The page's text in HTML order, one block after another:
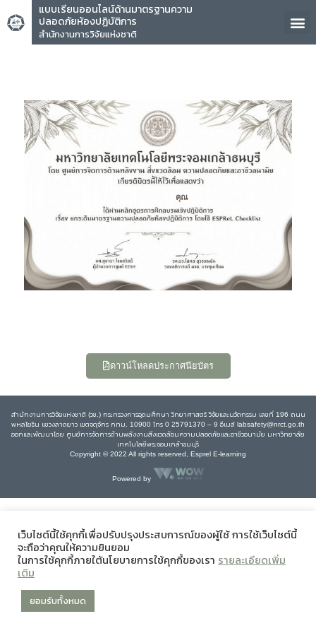
แบบเรียนออนไลน์ด้านมาตรฐานความ
ปลอดภัยห้องปฏิบัติการ
สำนักงานการวิจัยแห่งชาติ
คุณ
ดาวน์โหลดประกาศนียบัตร
สำนักงานการวิจัยแห่งชาติ (วช.) กระทรวงการอุดมศึกษา วิทยาศาสตร์ วิจัยและนวัตกรรม เลขที่ 196 ถนน
พหลโยธิน แขวงลาดยาว เขตจตุจักร กทม. 10900 โทร 0 25791370 – 9 อีเมล์ labsafety@nrct.go.th
ออกและพัฒนาโดย ศูนย์การจัดการด้านพลังงานสิ่งแวดล้อมความปลอดภัยและอาชีวอนามัย มหาวิทยาลัย
เทคโนโลยีพระจอมเกล้าธนบุรี
Copyright © 2022 All rights reserved, Esprel E-learning
Powered by
เว็บไซต์นี้ใช้คุกกี้เพื่อปรับปรุงประสบการณ์ของผู้ใช้ การใช้เว็บไซต์นี้
จะถือว่าคุณให้ความยินยอม
ในการใช้คุกกี้ภายใต้นโยบายการใช้คุกกี้ของเรา รายละเอียดเพิ่ม
เติม
ยอมรับทั้งหมด